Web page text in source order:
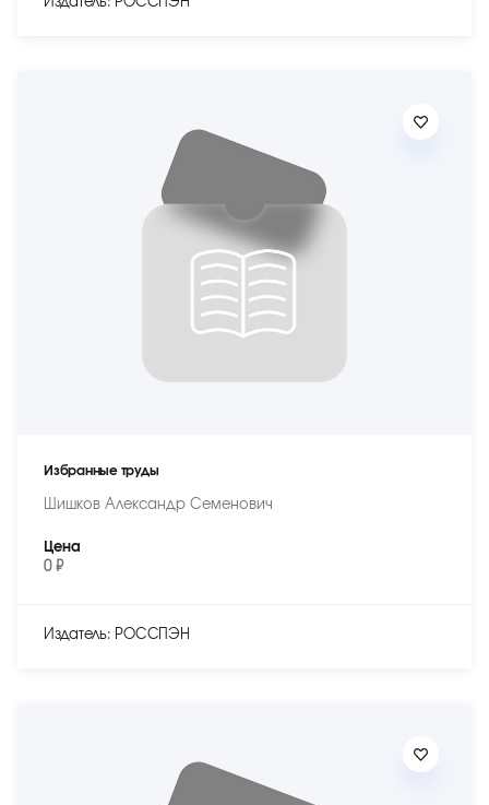
Издатель: РОССПЭН
Избранные труды
Шишков Александр Семенович
Цена
0 ₽
Издатель: РОССПЭН